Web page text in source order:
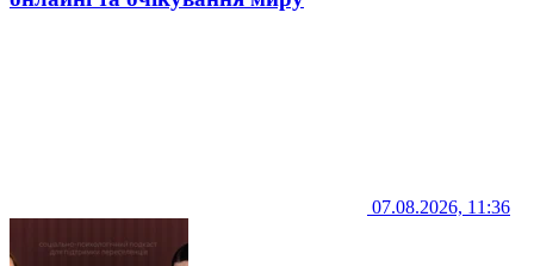
07.08.2026, 11:36